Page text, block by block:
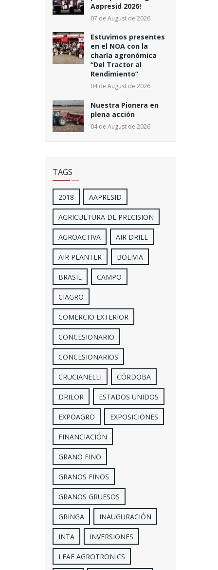
Aapresid 2026!
07 de August de 2026
Estuvimos presentes
en el NOA con la
charla agronómica
“Del Tractor al
Rendimiento”
04 de August de 2026
Nuestra Pionera en
plena acción
04 de August de 2026
TAGS
2018 AAPRESID
AGRICULTURA DE PRECISION
AGROACTIVA AIR DRILL
AIR PLANTER BOLIVIA
BRASIL CAMPO
CIAGRO
COMERCIO EXTERIOR
CONCESIONARIO
CONCESIONARIOS
CRUCIANELLI CÓRDOBA
DRILOR ESTADOS UNIDOS
EXPOAGRO EXPOSICIONES
FINANCIACIÓN
GRANO FINO
GRANOS FINOS
GRANOS GRUESOS
GRINGA INAUGURACIÓN
INTA INVERSIONES
LEAF AGROTRONICS